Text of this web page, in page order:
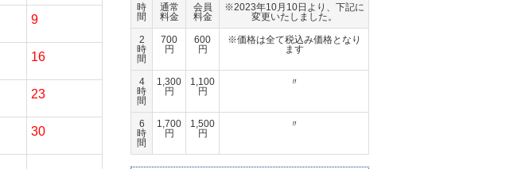
時
間
通常
料金
会員
料金
※2023年10月10日より、下記に
変更いたしました。
2
時
間
700
円
600
円
※価格は全て税込み価格となり
ます
4
時
間
1,300
円
1,100
円
〃
6
時
間
1,700
円
1,500
円
〃
9
16
23
30